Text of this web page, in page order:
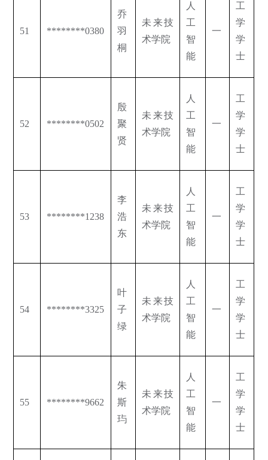
51 ********0380
乔
羽
桐
未来技
术学院
人
工
智
能
一
工
学
学
士
52 ********0502
殷
聚
贤
未来技
术学院
人
工
智
能
一
工
学
学
士
53 ********1238
李
浩
东
未来技
术学院
人
工
智
能
一
工
学
学
士
54 ********3325
叶
子
绿
未来技
术学院
人
工
智
能
一
工
学
学
士
55 ********9662
朱
斯
玙
未来技
术学院
人
工
智
能
一
工
学
学
士